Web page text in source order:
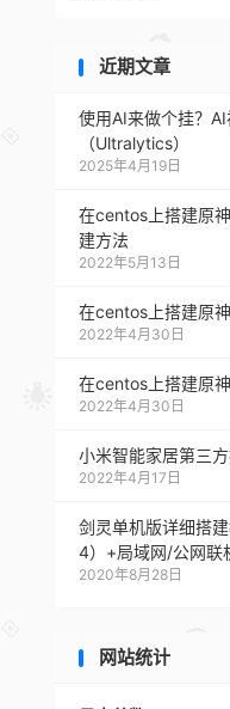
近期文章
使用AI来做个挂？
（Ultralytics）
2025年4月19日
在centos上搭建原
建方法
2022年5月13日
在centos上搭建原
2022年4月30日
在centos上搭建原
2022年4月30日
小米智能家居第三
2022年4月17日
剑灵单机版详细搭
4）+局域网/公网联
2020年8月28日
网站统计